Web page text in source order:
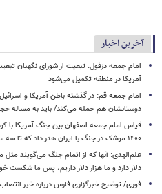
آخرین اخبار
امام جمعه دزفول: تبعیت از شورای نگهبان
آمریکا در منطقه تکمیل می‌شود
امام جمعه قم: در گذشته باطن آمریکا و
دوستانشان هم حمله می‌کند/ باید به مساله
قیاس امام جمعه اصفهان بین جنگ آمریکا با
۱۴۰۰ موشک در جنگ با ایران هدر داد که تا سه سال آتی قابل جبران نیست
دلار دارد و ما هزار دلار داریم، پس ما شکست
فوری/ توضیح خبرگزاری فارس درباره خبر